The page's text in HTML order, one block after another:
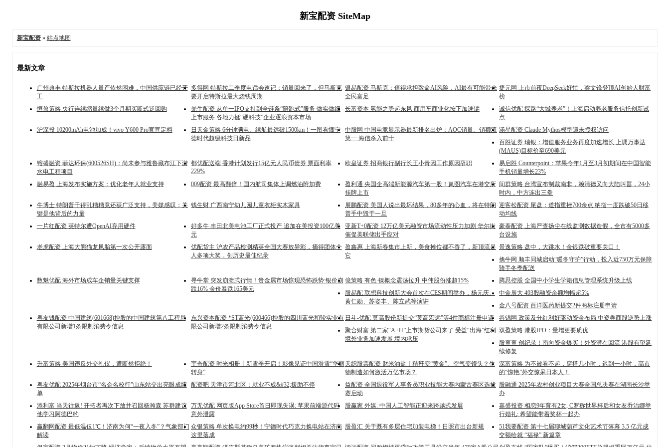
新宝配资 SiteMap
新宝配资» 站点地图
最新文章
广州典丰 特斯拉机器人量产依然困难，中国供应链已经开
工
多得网 特斯拉二季度电话会速记：销量回来了，但马斯克
要开启特斯拉最大烧钱周期
银易配资 马斯克：值得承担致命AI风险，AI最有可能带来
全民富足
捷元网 上市前夜DeepSeek好忙，梁文锋登顶AI创始人财富
榜
恒盈策略 央行连续缩量续做3个月期买断式逆回购
鼎牛配资 从单一IPO支持到全链条“陪跑式”服务 做实做细
上市服务 各地力挺“硬科技”企业逐浪资本市场
长富资本 氢能之势起东风 商用车商业化按下加速键
诚信优配 探路“大城养老”！上海启动养老服务信托创新试
点
沪深投 10200mAh电池加成！vivo Y600 Pro官宣定档
日天金策略 6分钟满电、续航最远破1500km！一图看懂宁
德时代超级科技日新品
中股网 中国电竞显示器最新排名出炉：AOC销量、销额双
第一 海信杀入前十
涵星配资 Claude Mythos模型遭未授权访问
百胜证券 瑞银：增值服务业务再度加速增长 上调万事达
(MAUS)目标价至690美元
镕盛融资 菲达环保(600526SH)：尚未参与雅鲁藏布江下游
水电工程项目
都优配送端 香港计划发行15亿元人民币债券 票面利率
229%
欧皇证券 招商银行副行长王小青因工作原因辞职
易启胜 Counterpoint：苹果今年1月至3月初期间在中国智能
手机销量增长23%
融易盈 上海发布实施方案：优化老年人就业支持
009配资 最高翻倍！国内航司集体上调燃油附加费
盈利通 央国企高端新能源汽车第一股！岚图汽车在港交所
挂牌上市
间群策略 台湾宣布制裁南非，赖清德又向大陆叫嚣，24小
时内，中方连出三拳
牛博士 特朗普干得乱糟糟竟还获广泛支持，美媒感叹：关
键是他背后的力量
钱生财 广西南宁幼儿园儿童衣柜实木家具
展鹏配资 美国人说出最坏结果，80多年的心血，将在特朗
普手中毁于一旦
迎客松配资 尾盘：道指重挫700余点 纳指一度跌破50日移
动均线
一片红配资 英特尔遭OpenAI弃用硬件
好多牛 丰田北美电池工厂正式投产 追加在美投资100亿美
元
亚新T+0配资 12万亿美元融资市场流动性压力加剧 华尔街
催促美联储出手应对
豪泰配资 上海严查扬尘在线监测数据造假，全市有5000多
台设施
老虎配资 上海大熊猫龙凤胎第一次公开露面
优配货主 沪农产品检测精英全国大赛放异彩，摘得团体个
人多项大奖，创历史最佳纪录
盈鑫惠 上海新春集市上新，美食摊位都不香了，新顶流是
它
景逸策略 盘中，大跳水！金银跌破重要关口！
擒牛网 顺丰同城启动“暖冬守护”行动，投入近750万元保障
骑手冬季配送
数魅优配 海外市场成车企销量关键支撑
寻牛堂 突发崩溃式行情！贵金属市场惊现恐怖跌势:银价崩
跌16% 金价暴跌165美元
億策略 有色·镍概念震荡拉升 中伟股份涨超15%
腾思控股 全国中小学生学籍信息管理系统升级上线
股易配 联想科技创新大会首次在CES期间举办，杨元庆、
黄仁勋、苏姿丰、陈立武等演讲
中金辰大 493股融资余额增幅超5%
金八号配资 百洋医药新提交2件商标注册申请
粤友钱配资 中国建筑(601668)控股的中国建筑第八工程局
有限公司新增1条限制消费令信息
东兴资本配资 *ST蓝光(600466)控股的四川蓝光和骏实业有
限公司新增2条限制消费令信息
日斗-优配 莫高股份新提交“莫高宏远”等4件商标注册申请
谷锦网 政策及分红利好驱动资金布局 中资券商股逆势上涨
聚合财富 第二家“A+H”上市期货公司来了 受益“出海”红利
境外业务加速发展 境内承压
双盈策略 港股IPO：量增更要质优
股查查 创纪录！南向资金爆买！外资潜在回流 港股有望延
续修复
升富策略 美国违反外交礼仪，遭断然拒绝！
宇奇配资 时光相册丨新雪季开启！影像见证中国滑雪“华丽
转身”
天织股票配资 财米油盐｜秸秆变“黄金”、空气变馒头？生
物制造如何激活万亿市场？
深富策略 为不被看不起，穿搭几小时，迟到一小时，高市
的“惊艳”外交惊呆日本人！
粤友优配 2025年烟台市“名企名校行”山东站交出亮眼成绩
单
配资吧 天津市河北区：就业不成&#32;援助不停
益配资 全国退役军人事务员职业技能大赛内蒙古赛区选拔
赛启动
股融通 2025年农村创业项目大赛全国总决赛在湖南长沙举
办
添利富 当天往返! 开拓者再次下放并召回杨瀚森 苏群建议
他学习阿德巴约
万无优配 网页版App Store首日即现失误: 苹果前端源代码
意外泄露
股赢家 外媒: 中国人工智能正迎来跨越式发展
嘉盛投资 相恋9年育有2女, C罗称世界杯后和女友乔治娜举
行婚礼: 希望能带着奖杯一起办
赢翻网配资 最低温仅1℃！济南为何“一夜入冬”？气象部门
解读
众银策略 单次换电约99秒！宁德时代巧克力换电站在济南
这里落成
股盈汇 关于既有多层住宅加装电梯！日照市出台新规
51我要配资 第十七届聊城葫芦文化艺术节落幕 3.5 亿元成
交额绘就 “福禄” 新篇章